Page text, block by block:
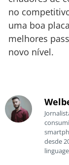
no
uma boa
melhores
novo nível.
desde